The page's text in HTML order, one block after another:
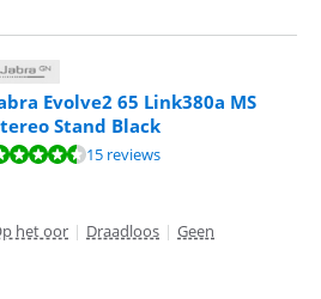
Evolve2 65 Link380a MS
Stand Black
gebaseerd op 15 reviews.
15 reviews
het oor | Draadloos | Geen